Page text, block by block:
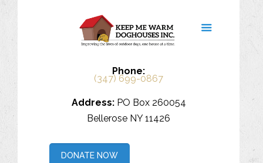
Phone:
(347) 699-0867
Address:PO Box 260054
Bellerose NY 11426
DONATE NOW